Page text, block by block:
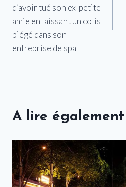
l’article
d’avoir tué son ex-petite
amie en laissant un colis
piégé dans son
entreprise de spa
A lire également